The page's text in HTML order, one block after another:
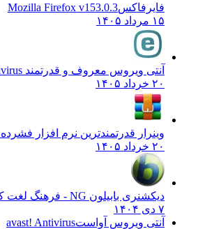
فایرفاکس Mozilla Firefox v153.0.3
آنتی ویروس معروف و قدرتمند NOD32Antivirus
وینرار قدرتمندترین نرم افزار فشرده سازی
دیکشنری بابیلون NG - فرهنگ لغت کامپیوتر
آنتی ویروس آواست avast! Antivirus